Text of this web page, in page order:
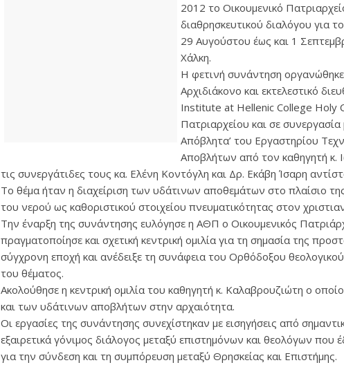
2012 το Οικουμενικό
διαθρησκευτικού διαλόγου για
29 Αυγούστου έως και 1
Χάλκη.
Η φετινή συνάντηση
Αρχιδιάκονο και εκτελεστικό
Institute at Hellenic College Holy
Πατριαρχείου και σε
Απόβλητα’ του Εργαστηρίου
Αποβλήτων από τον καθηγητή κ.
τις συνεργάτιδες τους κα. Ελένη Κοντόγλη και Δρ. Εκάβη Ίσαρη
Το θέμα ήταν η διαχείριση των υδάτινων αποθεμάτων στο πλαίσιο
του νερού ως καθοριστικού στοιχείου πνευματικότητας στον
Την έναρξη της συνάντησης ευλόγησε η ΑΘΠ ο Οικουμενικός
πραγματοποίησε και σχετική κεντρική ομιλία για τη σημασία της
σύγχρονη εποχή και ανέδειξε τη συνάφεια του Ορθόδοξου
του θέματος.
Ακολούθησε η κεντρική ομιλία του καθηγητή κ. Καλαβρουζιώτη ο
και των υδάτινων αποβλήτων στην αρχαιότητα.
Οι εργασίες της συνάντησης συνεχίστηκαν με εισηγήσεις από
εξαιρετικά γόνιμος διάλογος μεταξύ επιστημόνων και θεολόγων που
για την σύνδεση και τη συμπόρευση μεταξύ Θρησκείας και Επιστήμης.